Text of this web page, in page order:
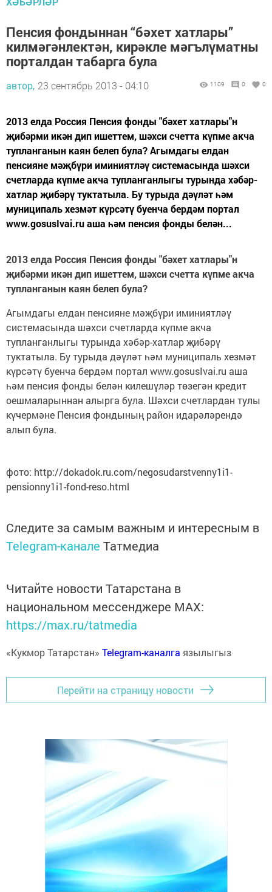
Пенсия фондыннан “бәхет хатлары”
килмәгәнлектән, кирәкле мәгълүматны
порталдан табарга була
автор, 23 сентябрь 2013 - 04:10 1109 0 0
2013 елда Россия Пенсия фонды "бәхет хатлары"н
җибәрми икән дип ишеттем, шәхси счетта күпме акча
тупланганын каян белеп була? Агымдагы елдан
пенсияне мәҗбүри иминиятләү системасында шәхси
счетларда күпме акча тупланганлыгы турында хәбәр-
хатлар җибәрү туктатыла. Бу турыда дәүләт һәм
муниципаль хезмәт күрсәтү буенча бердәм портал
www.gosusIvai.ru аша һәм пенсия фонды белән...
2013 елда Россия Пенсия фонды "бәхет хатлары"н
җибәрми икән дип ишеттем, шәхси счетта күпме акча
тупланганын каян белеп була?
Агымдагы елдан пенсияне мәҗбүри иминиятләү
системасында шәхси счетларда күпме акча
тупланганлыгы турында хәбәр-хатлар җибәрү
туктатыла. Бу турыда дәүләт һәм муниципаль хезмәт
күрсәтү буенча бердәм портал www.gosusIvai.ru аша
һәм пенсия фонды белән килешүләр төзегән кредит
оешмаларыннан алырга була. Шәхси счетлардан тулы
күчермәне Пенсия фондының район идарәләрендә
алып була.
фото: http://dokadok.ru.com/negosudarstvenny1i1-
pensionny1i1-fond-reso.html
Следите за самым важным и интересным в
Telegram-канале Татмедиа
Читайте новости Татарстана в
национальном мессенджере MАХ:
https://max.ru/tatmedia
«Кукмор Татарстан» Telegram-каналга язылыгыз
Перейти на страницу новости